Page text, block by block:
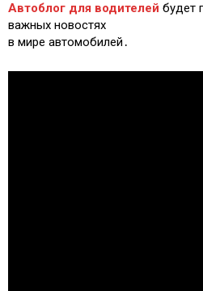
Автоблог для водителей будет
важных новостях
в мире автомобилей․